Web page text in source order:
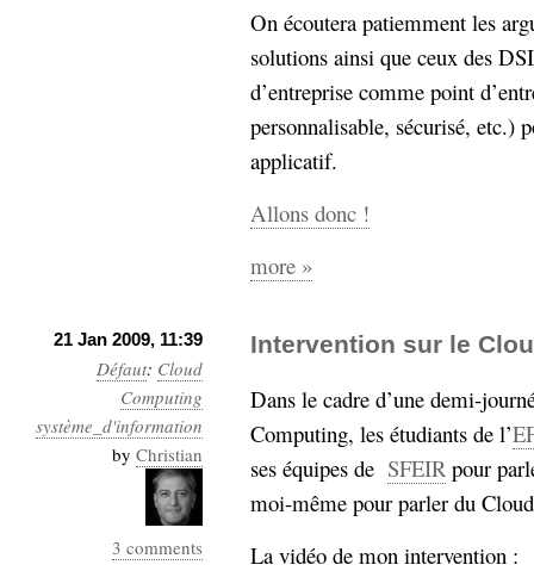
On écoutera patiemment les
solutions ainsi que ceux des
d’entreprise comme point
personnalisable, sécurisé, etc.)
applicatif.
Allons donc !
more »
21 Jan 2009, 11:39
Défaut: Cloud
Computing
système_d'information
by Christian
3 comments
Intervention sur le
Dans le cadre d’une demi-
Computing, les étudiants de l’
ses équipes de SFEIR pour
moi-même pour parler du
La vidéo de mon intervention :